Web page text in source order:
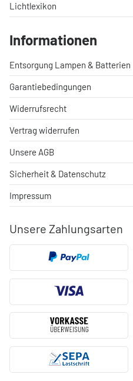
Unsere Zahlungsarten
Lichtlexikon
Informationen
Entsorgung Lampen & Batterien
Garantiebedingungen
Widerrufsrecht
Vertrag widerrufen
Unsere AGB
Sicherheit & Datenschutz
Impressum